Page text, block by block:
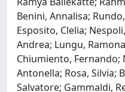
Benini, Annalisa;
Esposito, Clelia;
Andrea; Lungu,
Chiumiento, Fernando;
Antonella; Rosa, Silvia;
Salvatore; Gammaldi,